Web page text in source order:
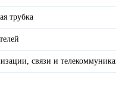
трубка
связи и